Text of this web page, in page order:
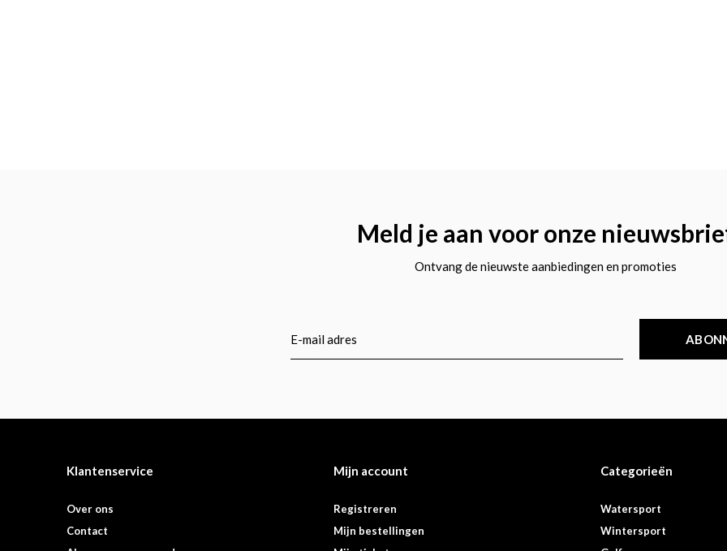
Meld je aan voor onze
Ontvang de nieuwste aanbiedingen en promoties
Klantenservice
Over ons
Contact
Mijn account
Registreren
Mijn bestellingen
Categorieën
Watersport
Wintersport